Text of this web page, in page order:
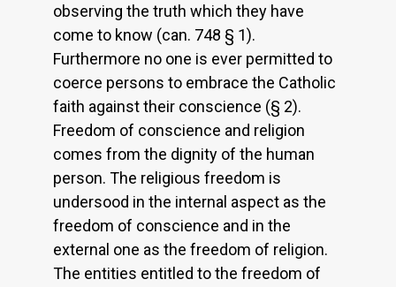
observing the truth which they have
come to know (can. 748 § 1).
Furthermore no one is ever permitted to
coerce persons to embrace the Catholic
faith against their conscience (§ 2).
Freedom of conscience and religion
comes from the dignity of the human
person. The religious freedom is
undersood in the internal aspect as the
freedom of conscience and in the
external one as the freedom of religion.
The entities entitled to the freedom of